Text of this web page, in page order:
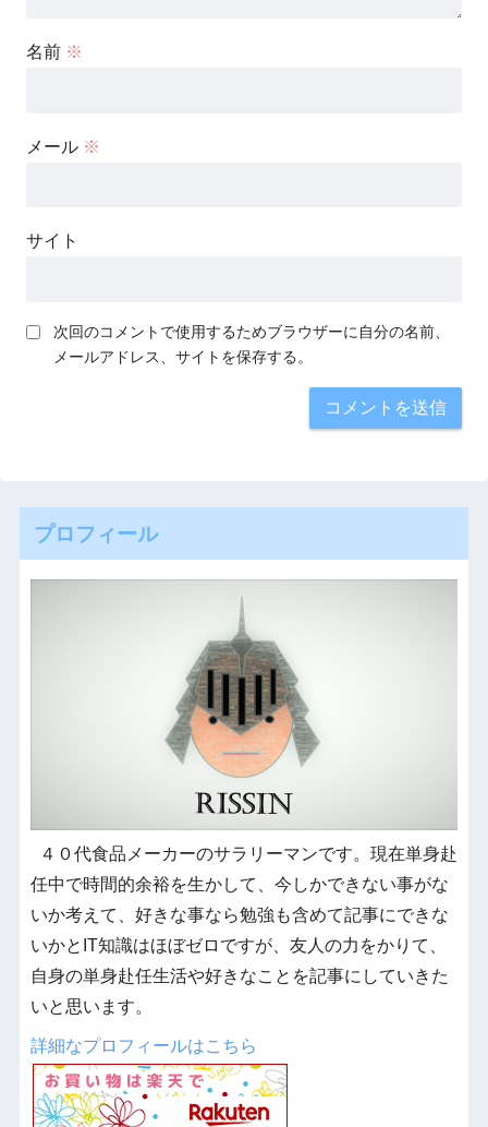
名前 ※
メール ※
サイト
次回のコメントで使用するためブラウザーに自分の名前、
メールアドレス、サイトを保存する。
プロフィール
４０代食品メーカーのサラリーマンです。現在単身赴
任中で時間的余裕を生かして、今しかできない事がな
いか考えて、好きな事なら勉強も含めて記事にできな
いかとIT知識はほぼゼロですが、友人の力をかりて、
自身の単身赴任生活や好きなことを記事にしていきた
いと思います。
詳細なプロフィールはこちら